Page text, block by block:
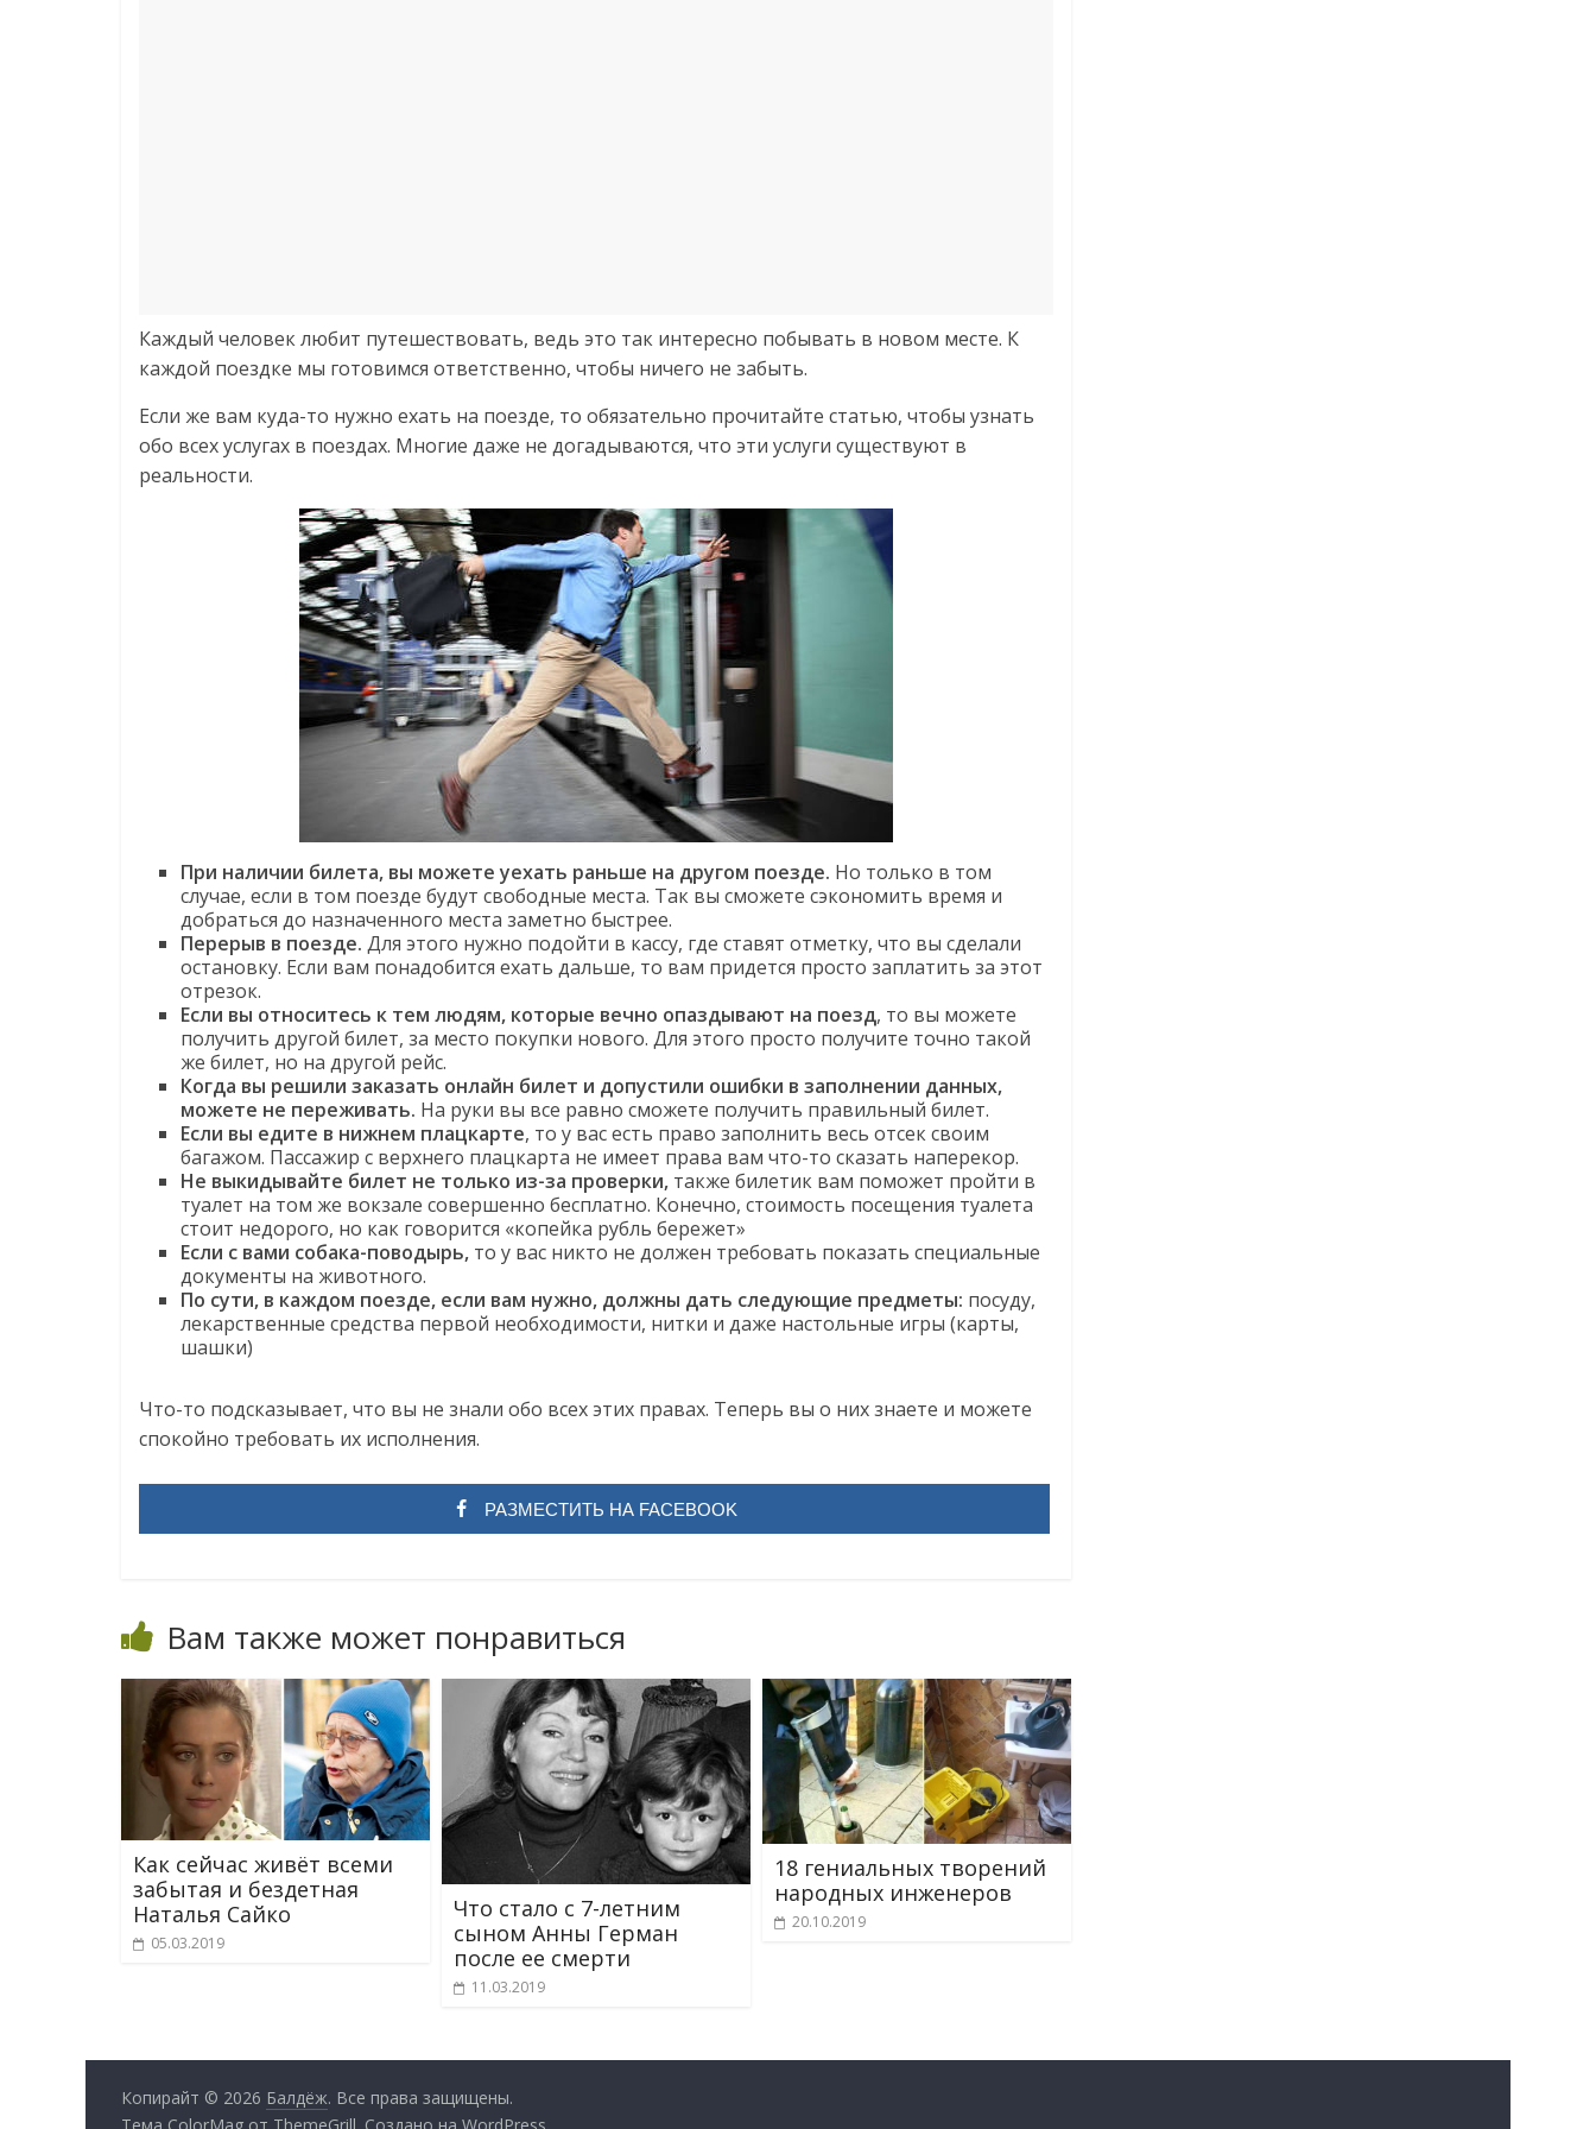
Каждый человек любит путешествовать, ведь это так интересно побывать в новом месте. К
каждой поездке мы готовимся ответственно, чтобы ничего не забыть.
Если же вам куда-то нужно ехать на поезде, то обязательно прочитайте статью, чтобы узнать
обо всех услугах в поездах. Многие даже не догадываются, что эти услуги существуют в
реальности.
При наличии билета, вы можете уехать раньше на другом поезде. Но только в том
случае, если в том поезде будут свободные места. Так вы сможете сэкономить время и
добраться до назначенного места заметно быстрее.
Перерыв в поезде. Для этого нужно подойти в кассу, где ставят отметку, что вы сделали
остановку. Если вам понадобится ехать дальше, то вам придется просто заплатить за этот
отрезок.
Если вы относитесь к тем людям, которые вечно опаздывают на поезд, то вы можете
получить другой билет, за место покупки нового. Для этого просто получите точно такой
же билет, но на другой рейс.
Когда вы решили заказать онлайн билет и допустили ошибки в заполнении данных,
можете не переживать. На руки вы все равно сможете получить правильный билет.
Если вы едите в нижнем плацкарте, то у вас есть право заполнить весь отсек своим
багажом. Пассажир с верхнего плацкарта не имеет права вам что-то сказать наперекор.
Не выкидывайте билет не только из-за проверки, также билетик вам поможет пройти в
туалет на том же вокзале совершенно бесплатно. Конечно, стоимость посещения туалета
стоит недорого, но как говорится «копейка рубль бережет»
Если с вами собака-поводырь, то у вас никто не должен требовать показать специальные
документы на животного.
По сути, в каждом поезде, если вам нужно, должны дать следующие предметы: посуду,
лекарственные средства первой необходимости, нитки и даже настольные игры (карты,
шашки)
Что-то подсказывает, что вы не знали обо всех этих правах. Теперь вы о них знаете и можете
спокойно требовать их исполнения.
РАЗМЕСТИТЬ НА FACEBOOK
Вам также может понравиться
Как сейчас живёт всеми
забытая и бездетная
Наталья Сайко
05.03.2019
Что стало с 7-летним
сыном Анны Герман
после ее смерти
11.03.2019
18 гениальных творений
народных инженеров
20.10.2019
Копирайт © 2026 Балдёж. Все права защищены.